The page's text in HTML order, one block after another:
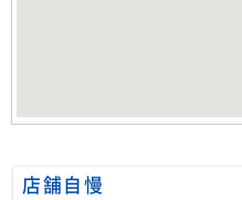
店舗自慢